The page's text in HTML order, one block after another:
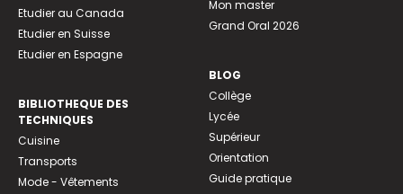
Etudier au Canada
Etudier en Suisse
Etudier en Espagne
BIBLIOTHEQUE DES
TECHNIQUES
Cuisine
Transports
Mode - Vêtements
Mon master
Grand Oral 2026
BLOG
Collège
Lycée
Supérieur
Orientation
Guide pratique